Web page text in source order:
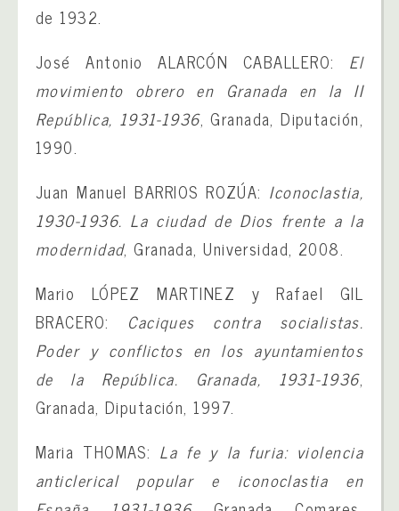
de 1932.
José Antonio ALARCÓN CABALLERO: El
movimiento obrero en Granada en la II
República, 1931-1936, Granada, Diputación,
1990.
Juan Manuel BARRIOS ROZÚA: Iconoclastia,
1930-1936. La ciudad de Dios frente a la
modernidad, Granada, Universidad, 2008.
Mario LÓPEZ MARTINEZ y Rafael GIL
BRACERO: Caciques contra socialistas.
Poder y conflictos en los ayuntamientos
de la República. Granada, 1931-1936,
Granada, Diputación, 1997.
Maria THOMAS: La fe y la furia: violencia
anticlerical popular e iconoclastia en